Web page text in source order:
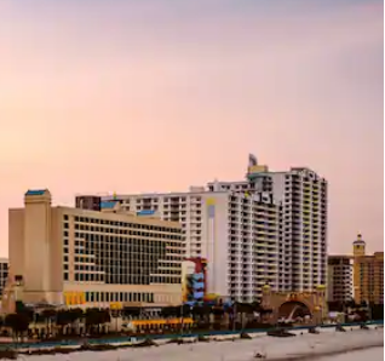
parcourir ou en appuyant et en faisant glisser.